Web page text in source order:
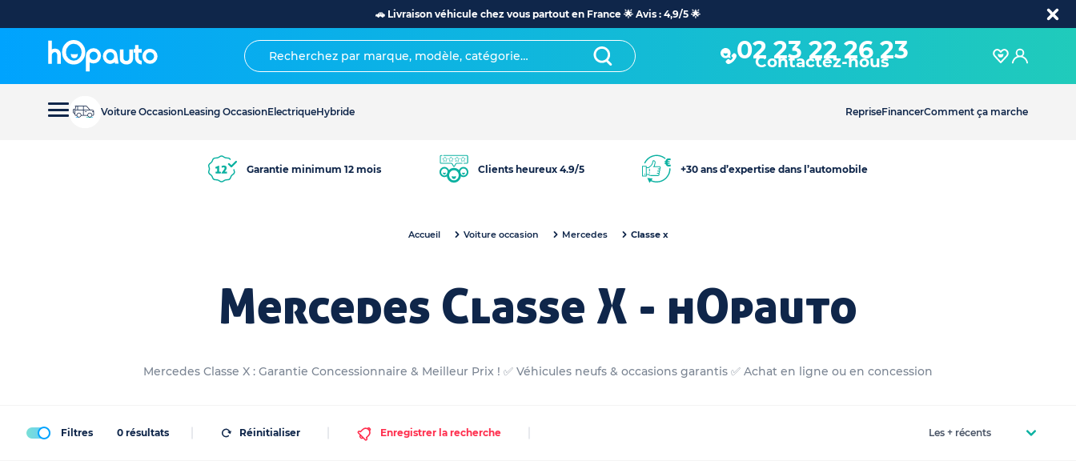
🚗 Livraison véhicule chez vous partout en France 🌟 Avis : 4,9/5 🌟
02 23 22 26 23
Contactez-nous
Voiture OccasionLeasing OccasionElectriqueHybride RepriseFinancerComment ça marche
Garantie minimum 12 mois Clients heureux 4.9/5 +30 ans d’expertise dans l’automobile
Accueil Voiture occasion Mercedes Classe x
Mercedes Classe X - hOpauto
Mercedes Classe X : Garantie Concessionnaire & Meilleur Prix ! ✅ Véhicules neufs & occasions garantis ✅ Achat en ligne ou en concession
Filtres 0 résultats Réinitialiser Enregistrer la recherche